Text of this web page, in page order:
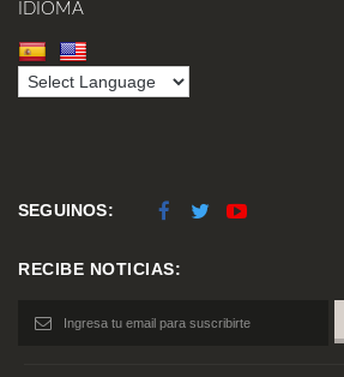
IDIOMA
SEGUINOS:
RECIBE NOTICIAS: